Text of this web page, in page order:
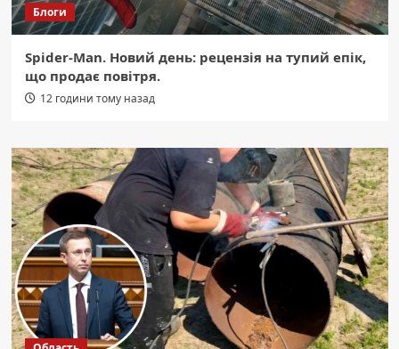
Блоги
Spider-Man. Новий день: рецензія на тупий епік,
що продає повітря.
12 години тому назад